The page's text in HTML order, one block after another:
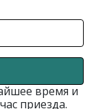
время и
приезда.